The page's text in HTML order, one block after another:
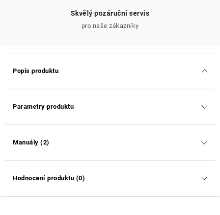
Skvělý pozáruční servis
pro naše zákazníky
Popis produktu
Parametry produktu
Manuály (2)
Hodnocení produktu (0)